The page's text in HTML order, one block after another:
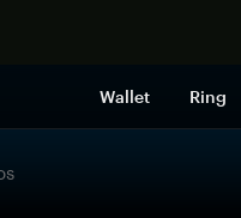
Wallet Ring